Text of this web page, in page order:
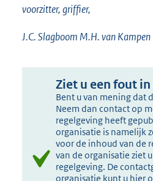
voorzitter, griffier,
J.C. Slagboom M.H. van Kampen
Ziet u een fout
Bent u van mening dat
Neem dan contact op
regelgeving heeft
organisatie is namelijk
voor de inhoud van de
van de organisatie ziet
regelgeving. De
organisatie kunt u hier